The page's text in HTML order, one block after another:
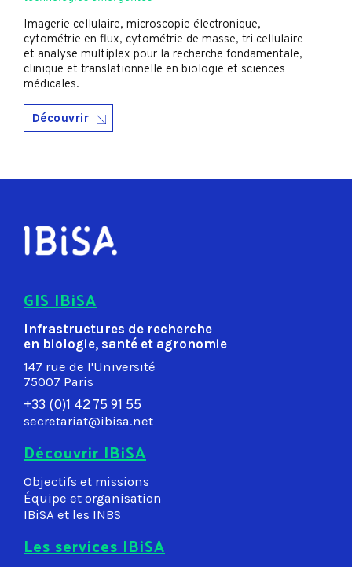
Imagerie cellulaire, microscopie électronique,
cytométrie en flux, cytométrie de masse, tri cellulaire
et analyse multiplex pour la recherche fondamentale,
clinique et translationnelle en biologie et sciences
médicales.
Découvrir
GIS IBiSA
Infrastructures de recherche
en biologie, santé et agronomie
147 rue de l'Université
75007 Paris
+33 (0)1 42 75 91 55
secretariat@ibisa.net
Découvrir IBiSA
Objectifs et missions
Équipe et organisation
IBiSA et les INBS
Les services IBiSA